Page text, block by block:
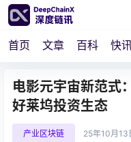
首页 文章 百科 快
电影元宇宙新范式
好莱坞投资生态
产业区块链 25年10月13